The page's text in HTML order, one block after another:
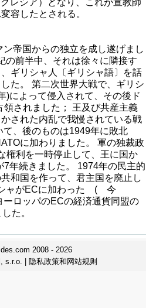
レシア）となり、これが宣教師
容したとされる。
帝国からの独立を成し遂げまし
の前半中、それは徐々に隣接す
ギリシャ人〔ギリシャ語〕を話
た。 第二次世界大戦で、ギリシ
)によって侵入されて、その後ド
領されました； 王及び共産主義
された内乱で我慢されている戦
、後のものは1949年に敗北
に加わりました。 軍の独裁政
権利を一時停止して、王に国か
7年続きました。 1974年の民主的
和国を作って、君主国を廃止し
シャがECに加わった ( 今
ロッパのECの経済通貨同盟の
た。
2008 - 2026
s.r.o. 隐私政策和网站规则